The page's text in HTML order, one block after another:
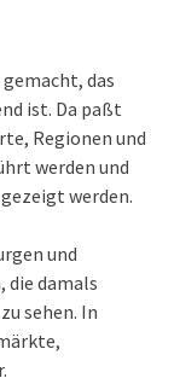
das
ist. Da paßt
Regionen und
werden und
werden.
und
die damals
sehen. In